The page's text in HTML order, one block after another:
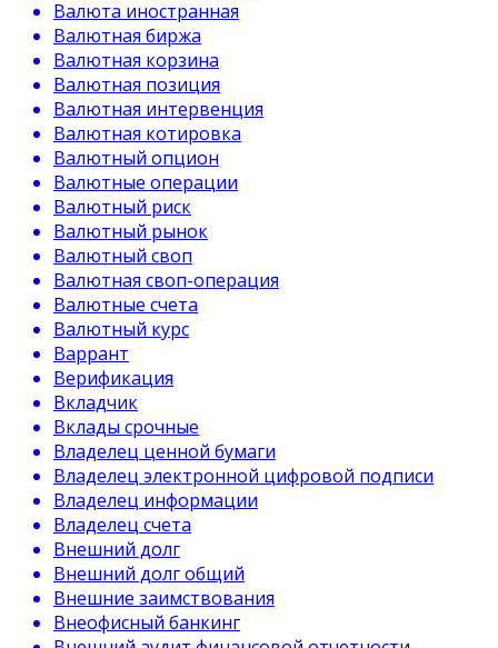
Валюта иностранная
Валютная биржа
Валютная корзина
Валютная позиция
Валютная интервенция
Валютная котировка
Валютный опцион
Валютные операции
Валютный риск
Валютный рынок
Валютный своп
Валютная своп-операция
Валютные счета
Валютный курс
Варрант
Верификация
Вкладчик
Вклады срочные
Владелец ценной бумаги
Владелец электронной цифровой подписи
Владелец информации
Владелец счета
Внешний долг
Внешний долг общий
Внешние заимствования
Внеофисный банкинг